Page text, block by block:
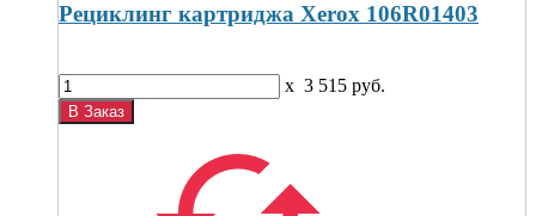
Рециклинг картриджа Xerox 106R01403
x 3 515 руб.